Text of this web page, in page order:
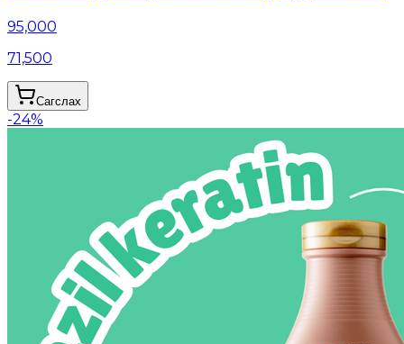
95,000
71,500
Сагслах
-24%